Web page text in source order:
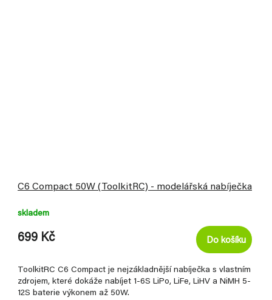
C6 Compact 50W (ToolkitRC) - modelářská nabíječka
skladem
699 Kč Do košíku
ToolkitRC C6 Compact je nejzákladnější nabíječka s vlastním
zdrojem, které dokáže nabíjet 1-6S LiPo, LiFe, LiHV a NiMH 5-
12S baterie výkonem až 50W.